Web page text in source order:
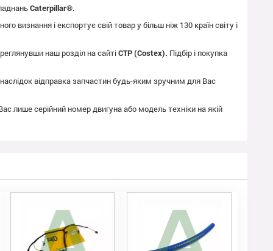
Caterpillar®.
визнання і експортує свій товар у більш ніж 130 країн світу і
наш розділ на сайтіCTP (Costex). Підбір і покупка
відправка запчастин будь-яким зручним для Вас
лише серійний номер двигуна або модель техніки на якій